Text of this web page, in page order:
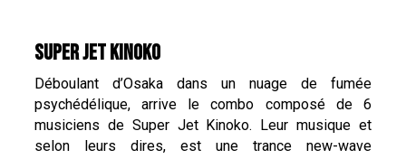
SUPER JET KINOKO
Déboulant d’Osaka dans un nuage de fumée
psychédélique, arrive le combo composé de 6
musiciens de Super Jet Kinoko. Leur musique et
selon leurs dires, est une trance new-wave